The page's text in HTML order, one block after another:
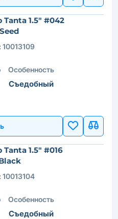
Tanta 1.5" #042
10013109
Особенность
Съедобный
1.5" #016
10013104
Особенность
Съедобный